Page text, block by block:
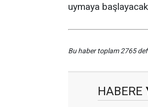
uymaya
Bu haber toplam 2765
HABERE